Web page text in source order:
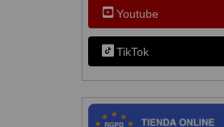
Youtube
TikTok